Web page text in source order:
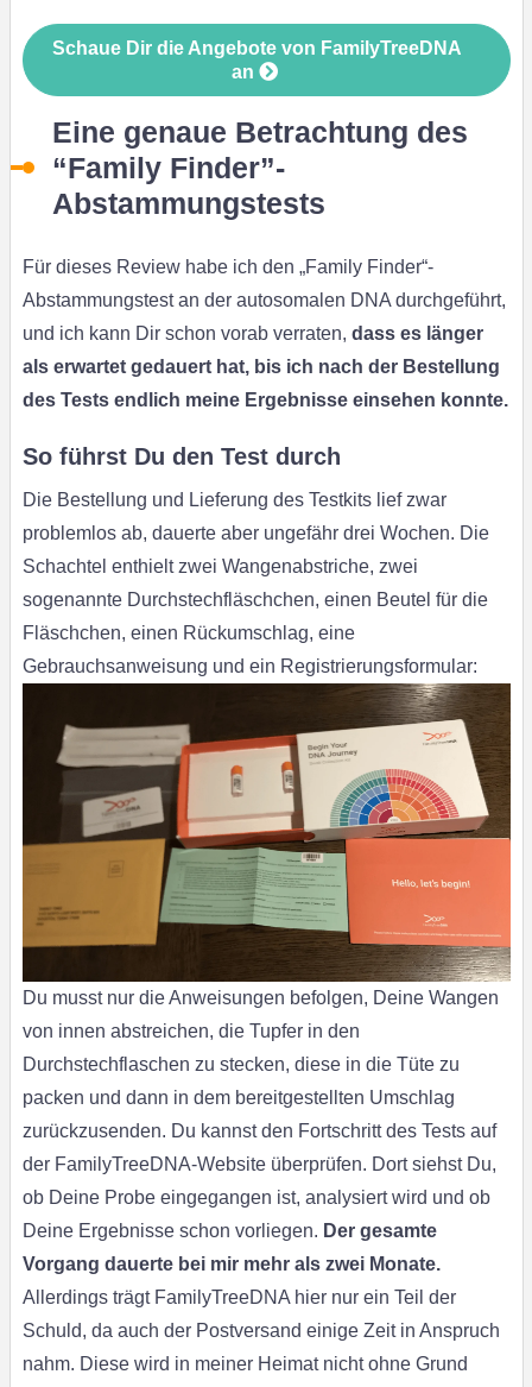
Schaue Dir die Angebote von FamilyTreeDNA
an
Eine genaue Betrachtung des
“Family Finder”-
Abstammungstests
Für dieses Review habe ich den „Family Finder“-
Abstammungstest an der autosomalen DNA durchgeführt,
und ich kann Dir schon vorab verraten, dass es länger
als erwartet gedauert hat, bis ich nach der Bestellung
des Tests endlich meine Ergebnisse einsehen konnte.
So führst Du den Test durch
Die Bestellung und Lieferung des Testkits lief zwar
problemlos ab, dauerte aber ungefähr drei Wochen. Die
Schachtel enthielt zwei Wangenabstriche, zwei
sogenannte Durchstechfläschchen, einen Beutel für die
Fläschchen, einen Rückumschlag, eine
Gebrauchsanweisung und ein Registrierungsformular:
Du musst nur die Anweisungen befolgen, Deine Wangen
von innen abstreichen, die Tupfer in den
Durchstechflaschen zu stecken, diese in die Tüte zu
packen und dann in dem bereitgestellten Umschlag
zurückzusenden. Du kannst den Fortschritt des Tests auf
der FamilyTreeDNA-Website überprüfen. Dort siehst Du,
ob Deine Probe eingegangen ist, analysiert wird und ob
Deine Ergebnisse schon vorliegen. Der gesamte
Vorgang dauerte bei mir mehr als zwei Monate.
Allerdings trägt FamilyTreeDNA hier nur ein Teil der
Schuld, da auch der Postversand einige Zeit in Anspruch
nahm. Diese wird in meiner Heimat nicht ohne Grund